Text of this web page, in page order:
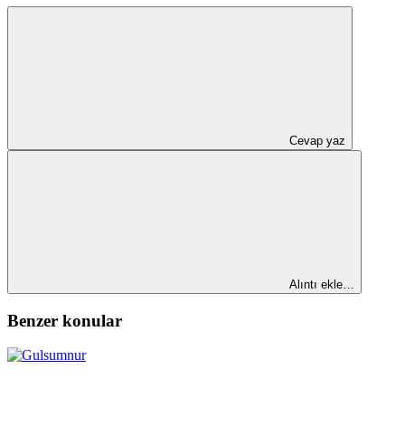
Cevap yaz
Alıntı ekle…
Benzer konular